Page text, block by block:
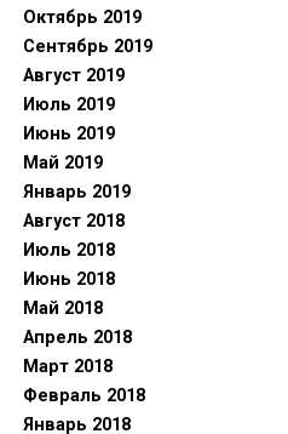
Октябрь 2019
Сентябрь 2019
Август 2019
Июль 2019
Июнь 2019
Май 2019
Январь 2019
Август 2018
Июль 2018
Июнь 2018
Май 2018
Апрель 2018
Март 2018
Февраль 2018
Январь 2018